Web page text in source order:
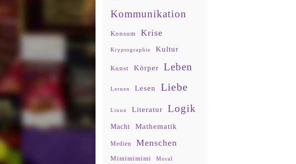
Kommunikation
Konsum Krise
Kryptographie Kultur
Kunst Körper Leben
Lernen Lesen Liebe
Linux Literatur Logik
Macht Mathematik
Medien Menschen
Mimimimimi Moral